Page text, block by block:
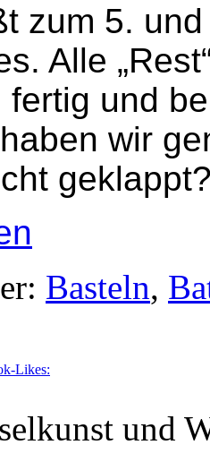
zum 5.
Alle
fertig und
wir
Basteln,
Likes:
und